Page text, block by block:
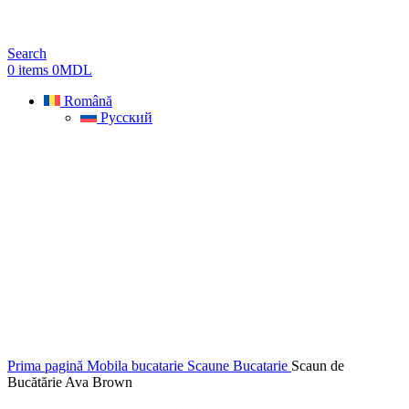
Search
0 items 0MDL
Română
Русский
Prima pagină Mobila bucatarie Scaune Bucatarie Scaun de
Bucătărie Ava Brown